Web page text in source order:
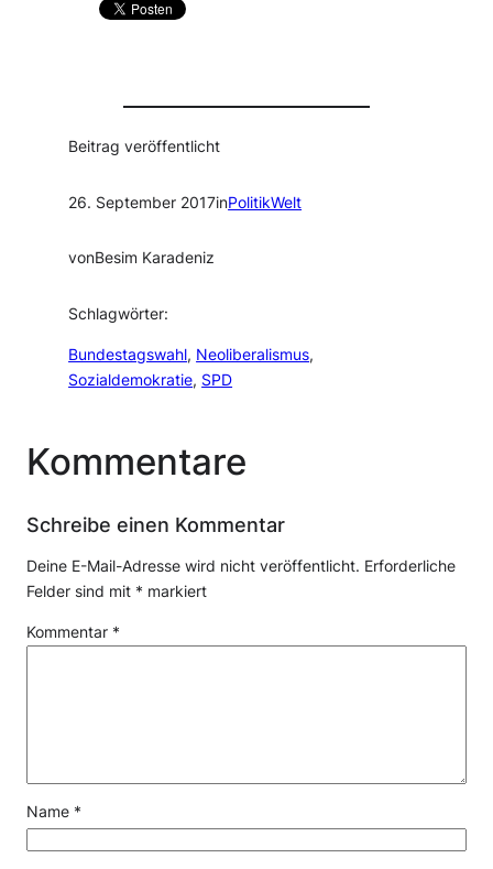
Beitrag veröffentlicht
26. September 2017inPolitikWelt
vonBesim Karadeniz
Schlagwörter:
Bundestagswahl, Neoliberalismus
Sozialdemokratie, SPD
Kommentare
Schreibe einen Kommentar
Deine E-Mail-Adresse wird nicht veröffentlicht. Erforderliche
Felder sind mit * markiert
Kommentar *
Name *